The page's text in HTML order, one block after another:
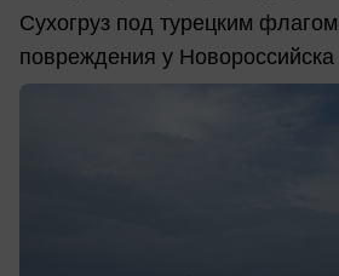
Сухогруз под турецким
повреждения у Новороссийска